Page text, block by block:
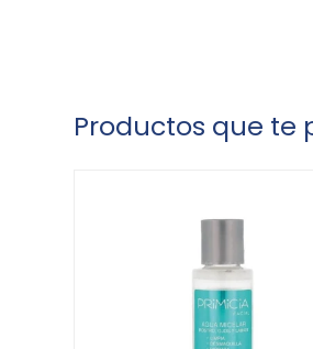
Productos que te